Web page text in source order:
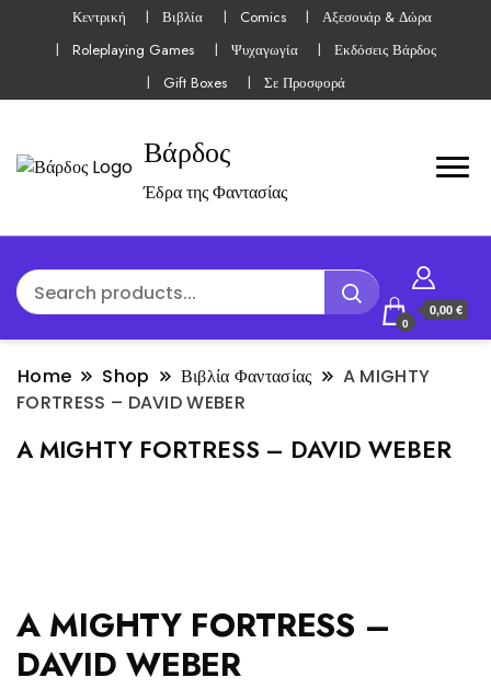
Κεντρική Βιβλία Comics
Αξεσουάρ & Δώρα
Roleplaying Games
Ψυχαγωγία
Εκδόσεις Βάρδος
Gift Boxes
Σε Προσφορά
Βάρδος
Έδρα της Φαντασίας
0
0,00 €
Home Shop Βιβλία Φαντασίας
A MIGHTY
FORTRESS – DAVID WEBER
A MIGHTY FORTRESS – DAVID WEBER
A MIGHTY FORTRESS –
DAVID WEBER